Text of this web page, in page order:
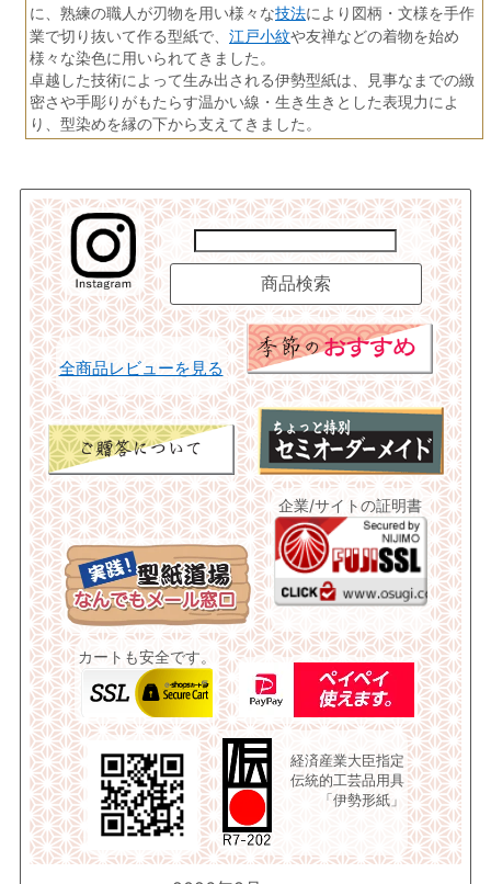
に、熟練の職人が刃物を用い様々な技法により図柄・文様を手作
業で切り抜いて作る型紙で、 江戸小紋や友禅などの着物を始め
様々な染色に用いられてきました。
卓越した技術によって生み出される伊勢型紙は、見事なまでの緻
密さや手彫りがもたらす温かい線・生き生きとした表現力によ
り、型染めを縁の下から支えてきました。
全商品レビューを見る
企業/サイトの証明書
カートも安全です。
経済産業大臣指定
伝統的工芸品用具
「伊勢形紙」